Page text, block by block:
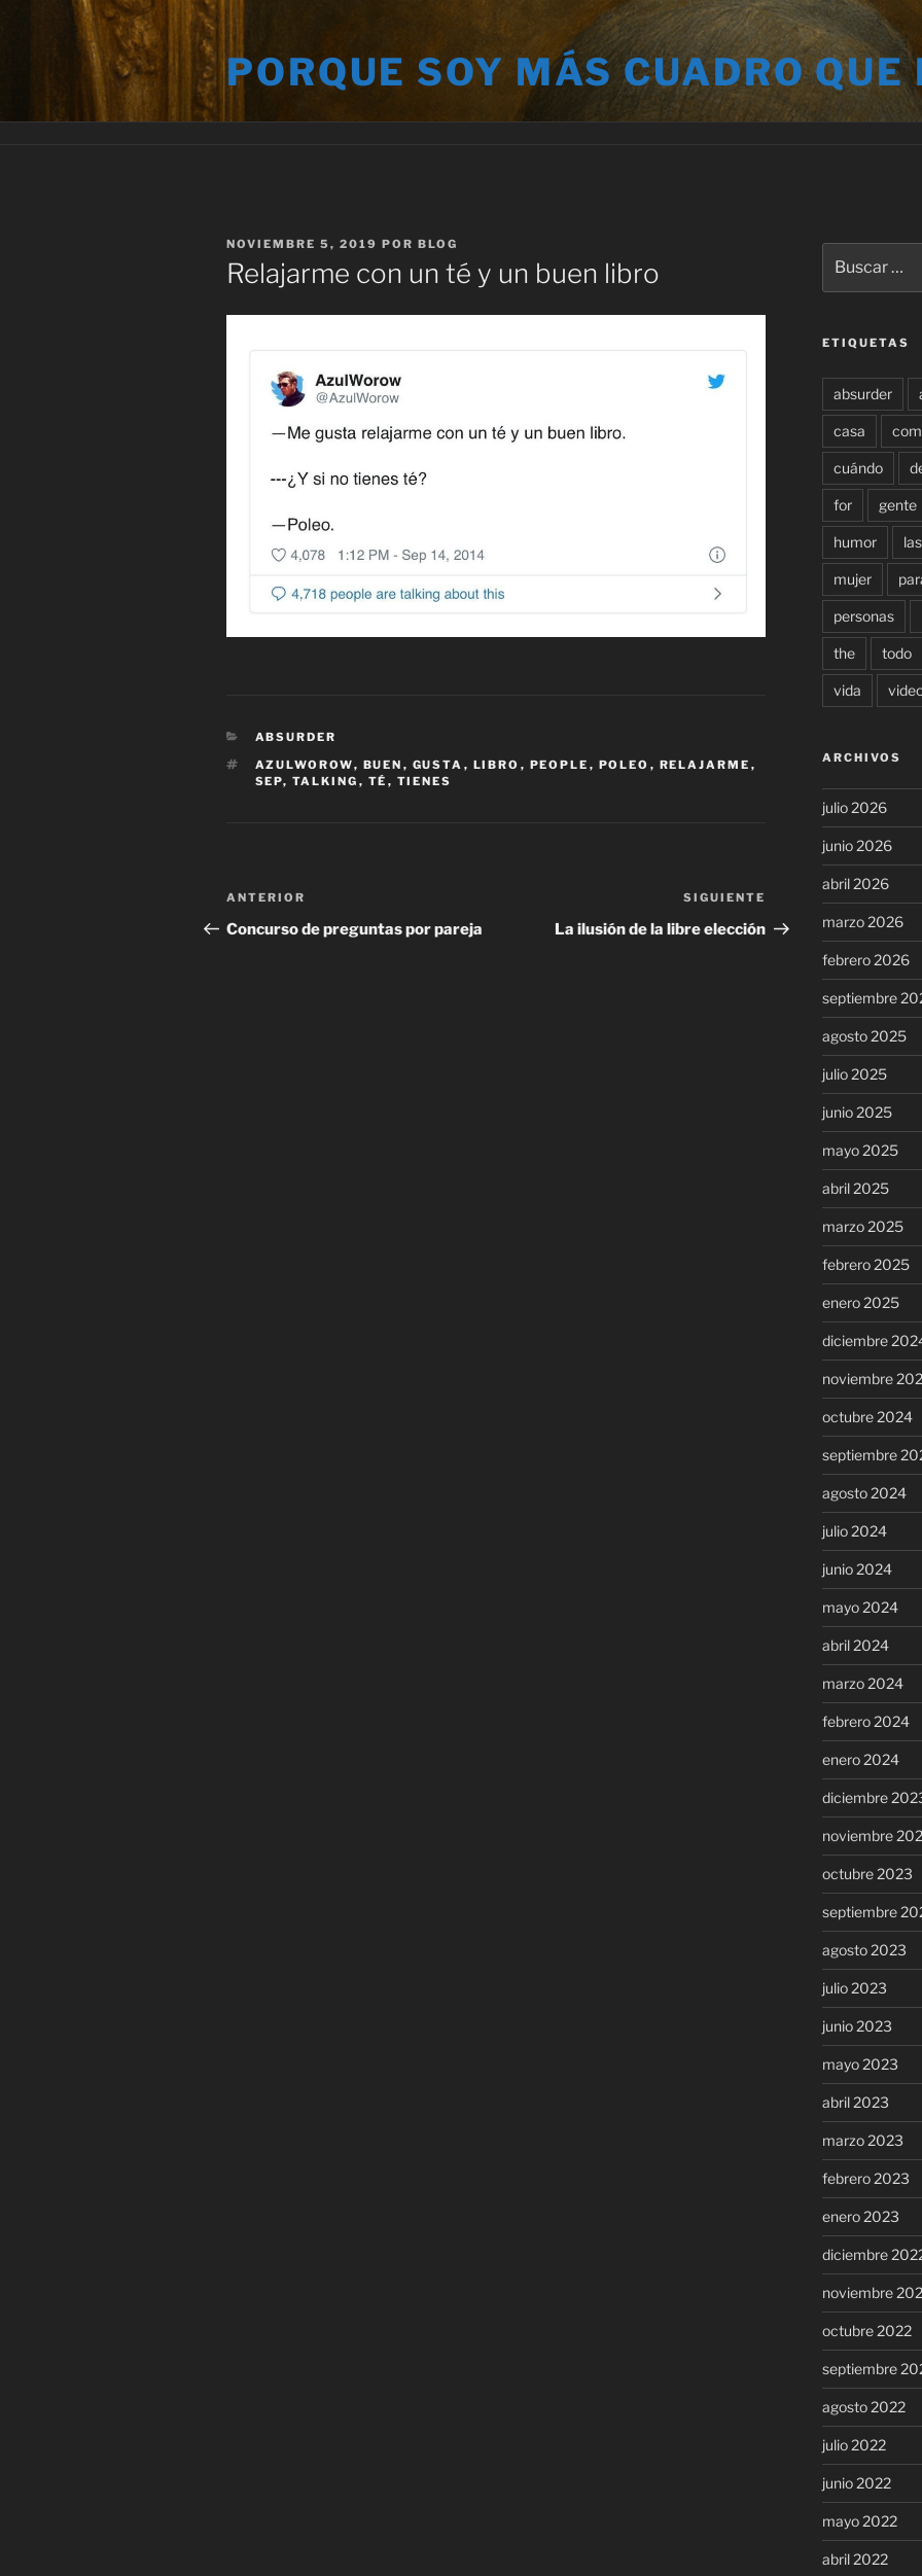
PORQUE SOY MÁS CUADRO QUE
PUBLICADO
EL
NOVIEMBRE 5, 2019 POR BLOG
Relajarme con un té y un buen libro
CATEGORÍAS
ABSURDER
ETIQUETAS
AZULWOROW, BUEN , GUSTA , LIBRO , PEOPLE , POLEO , RELAJARME ,
SEP, TALKING , TÉ , TIENES
Navegación
de
Entrada
anterior:
ANTERIOR
Concurso de preguntas por pareja
Siguiente
entrada
SIGUIENTE
La ilusión de la libre elección
por:
ETIQUETAS
absurder
casa
cuándo
for gente
humor las
mujer
personas
the todo
vida
ARCHIVOS
julio 2026
junio 2026
abril 2026
marzo 2026
febrero 2026
septiembre
agosto 2025
julio 2025
junio 2025
mayo 2025
abril 2025
marzo 2025
febrero 2025
enero 2025
diciembre
noviembre
octubre 2024
septiembre
agosto 2024
julio 2024
junio 2024
mayo 2024
abril 2024
marzo 2024
febrero 2024
enero 2024
diciembre
noviembre
octubre 2023
septiembre
agosto 2023
julio 2023
junio 2023
mayo 2023
abril 2023
marzo 2023
febrero 2023
enero 2023
diciembre
noviembre
octubre 2022
septiembre
agosto 2022
julio 2022
junio 2022
mayo 2022
abril 2022